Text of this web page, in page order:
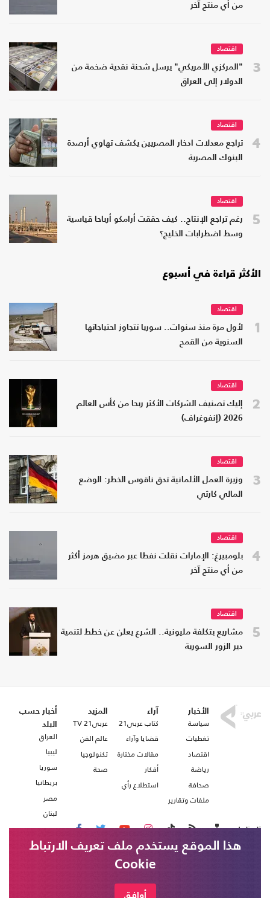
من أي منتج آخر
3
اقتصاد
"المركزي الأمريكي" يرسل شحنة نقدية ضخمة من
الدولار إلى العراق
4
اقتصاد
تراجع معدلات ادخار المصريين يكشف تهاوي أرصدة
البنوك المصرية
5
اقتصاد
رغم تراجع الإنتاج.. كيف حققت أرامكو أرباحا قياسية
وسط اضطرابات الخليج؟
الأكثر قراءة في أسبوع
1
اقتصاد
لأول مرة منذ سنوات.. سوريا تتجاوز احتياجاتها
السنوية من القمح
2
اقتصاد
إليك تصنيف الشركات الأكثر ربحا من كأس العالم
2026 (إنفوغراف)
3
اقتصاد
وزيرة العمل الألمانية تدق ناقوس الخطر: الوضع
المالي كارثي
4
اقتصاد
بلومبيرغ: الإمارات نقلت نفطا عبر مضيق هرمز أكثر
من أي منتج آخر
5
اقتصاد
مشاريع بتكلفة مليونية.. الشرع يعلن عن خطط لتنمية
دير الزور السورية
الأخبار
سياسة
تغطيات
اقتصاد
رياضة
صحافة
ملفات وتقارير
آراء
كتاب عربي21
قضايا وآراء
مقالات مختارة
أفكار
استطلاع رأي
المزيد
عربي21 TV
عالم الفن
تكنولوجيا
صحة
أخبار حسب
البلد
العراق
ليبيا
سوريا
بريطانيا
مصر
لبنان
تابعنا على
هذا الموقع يستخدم ملف تعريف الارتباط
Cookie
أوافق